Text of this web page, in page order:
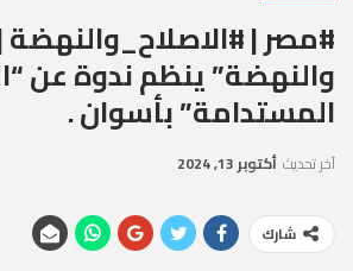
#مصر | #الاصلاح_والنهضة
والنهضة” ينظم ندوة عن
المستدامة” بأسوان .
آخر تحديث أكتوبر 13, 2024
شارك